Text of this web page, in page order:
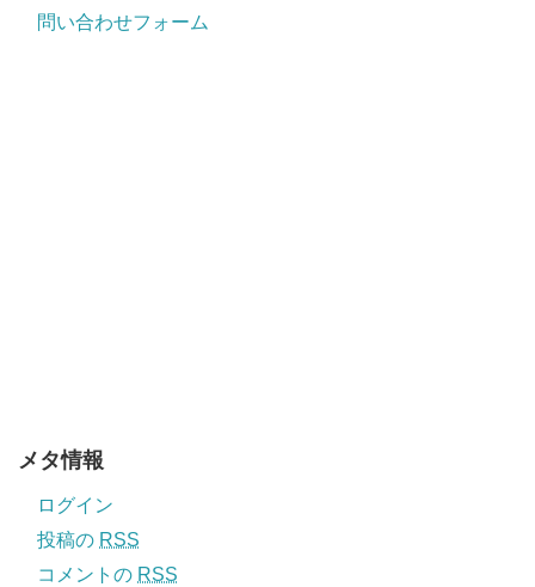
問い合わせフォーム
メタ情報
ログイン
投稿の RSS
コメントの RSS